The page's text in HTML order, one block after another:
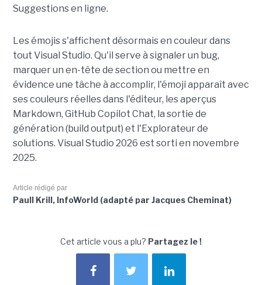
Suggestions en ligne.
Les émojis s'affichent désormais en couleur dans
tout Visual Studio. Qu'il serve à signaler un bug,
marquer un en-tête de section ou mettre en
évidence une tâche à accomplir, l'émoji apparaît avec
ses couleurs réelles dans l'éditeur, les aperçus
Markdown, GitHub Copilot Chat, la sortie de
génération (build output) et l'Explorateur de
solutions. Visual Studio 2026 est sorti en novembre
2025.
Article rédigé par
Paull Krill, InfoWorld (adapté par Jacques Cheminat)
Cet article vous a plu? Partagez le !